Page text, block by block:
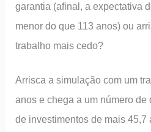
garantia (afinal, a expectativa
menor do que 113 anos) ou
trabalho mais cedo?
Arrisca a simulação com um
anos e chega a um número de
de investimentos de mais 45,7